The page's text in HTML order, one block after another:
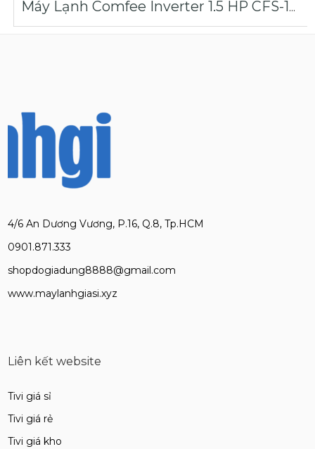
Máy Lạnh Comfee Inverter 1.5 HP CFS-13VCB1F-V Style 2024
4/6 An Dương Vương, P.16, Q.8, Tp.HCM
0901.871.333
shopdogiadung8888@gmail.com
www.maylanhgiasi.xyz
Liên kết website
Tivi giá sỉ
Tivi giá rẻ
Tivi giá kho